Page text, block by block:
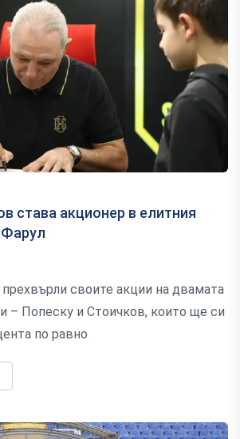
става акционер в елитния
своите акции на двамата
– Попеску и Стоичков, които ще си
по равно